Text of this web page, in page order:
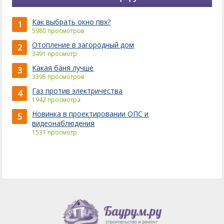
1 Как выбрать окно пвх?
5980 просмотров
2 Отопление в загородный дом
3491 просмотр
3 Какая баня лучше
3395 просмотров
4 Газ против электричества
1942 просмотра
5
Новинка в проектировании ОПС и
видеонаблюдения
1531 просмотр